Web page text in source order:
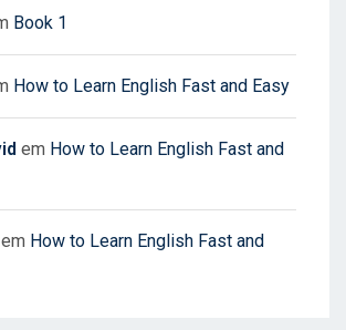
Book 1
How to Learn English Fast and Easy
em How to Learn English Fast and
em How to Learn English Fast and